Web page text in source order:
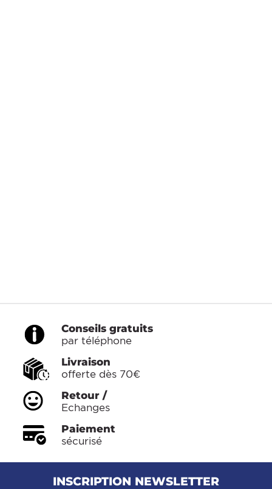
Conseils gratuits
par téléphone
Livraison
offerte dès 70€
Retour /
Echanges
Paiement
sécurisé
INSCRIPTION NEWSLETTER